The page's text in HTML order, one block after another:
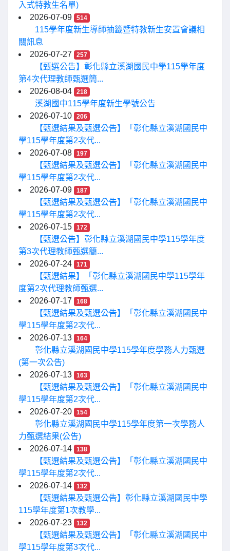
入式特教生名單)
2026-07-09
514
115學年度新生導師抽籤暨特教新生安置會議相
關訊息
2026-07-27
257
【甄選公告】彰化縣立溪湖國民中學115學年度
第4次代理教師甄選簡...
2026-08-04
218
溪湖國中115學年度新生學號公告
2026-07-10
206
【甄選結果及甄選公告】「彰化縣立溪湖國民中
學115學年度第2次代...
2026-07-08
197
【甄選結果及甄選公告】「彰化縣立溪湖國民中
學115學年度第2次代...
2026-07-09
187
【甄選結果及甄選公告】「彰化縣立溪湖國民中
學115學年度第2次代...
2026-07-15
172
【甄選公告】彰化縣立溪湖國民中學115學年度
第3次代理教師甄選簡...
2026-07-24
171
【甄選結果】「彰化縣立溪湖國民中學115學年
度第2次代理教師甄選...
2026-07-17
168
【甄選結果及甄選公告】「彰化縣立溪湖國民中
學115學年度第2次代...
2026-07-13
164
彰化縣立溪湖國民中學115學年度學務人力甄選
(第一次公告)
2026-07-13
163
【甄選結果及甄選公告】「彰化縣立溪湖國民中
學115學年度第2次代...
2026-07-20
154
彰化縣立溪湖國民中學115學年度第一次學務人
力甄選結果(公告)
2026-07-14
138
【甄選結果及甄選公告】「彰化縣立溪湖國民中
學115學年度第2次代...
2026-07-14
132
【甄選結果及甄選公告】彰化縣立溪湖國民中學
115學年度第1次教學...
2026-07-23
132
【甄選結果及甄選公告】「彰化縣立溪湖國民中
學115學年度第3次代...